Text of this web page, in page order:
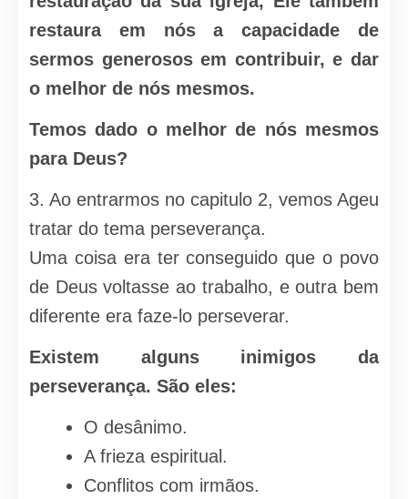
restaura em nós a capacidade de
sermos generosos em contribuir, e dar
o melhor de nós mesmos.
Temos dado o melhor de nós mesmos
para Deus?
3. Ao entrarmos no capitulo 2, vemos Ageu
tratar do tema perseverança.
Uma coisa era ter conseguido que o povo
de Deus voltasse ao trabalho, e outra bem
diferente era faze-lo perseverar.
Existem alguns inimigos da
perseverança. São eles:
O desânimo.
A frieza espiritual.
Conflitos com irmãos.